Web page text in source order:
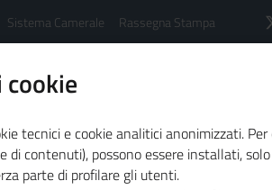
Sistema Camerale Rassegna Stampa
delle competenze
tecnici e cookie analitici anonimizzati.
di contenuti), possono essere installati,
parte di profilare gli utenti.